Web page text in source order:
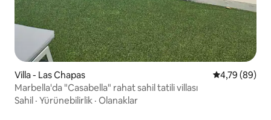
Villa - Las Chapas 5 üzerinden
4,79 (89)
Marbella'da "Casabella" rahat sahil tatili villası
Sahil · Yürünebilirlik · Olanaklar